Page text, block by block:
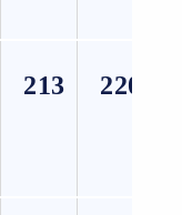
213 220